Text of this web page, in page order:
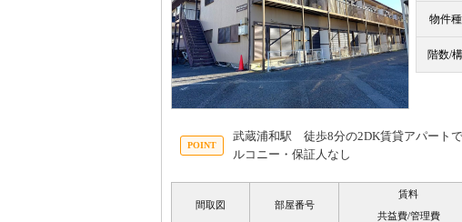
物件種
階数/
武蔵浦和駅 徒歩8分の2DK賃貸アパート
ルコニー・保証人なし
間取図 部屋番号
賃料
共益費/管理費